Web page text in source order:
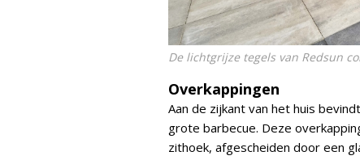
De lichtgrijze tegels van Redsun
Overkappingen
Aan de zijkant van het huis
grote barbecue. Deze
zithoek, afgescheiden door een